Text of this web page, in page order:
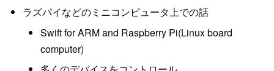
ラズパイなどのミニコンピュータ上での話
Swift for ARM and Raspberry Pi(Linux board
computer)